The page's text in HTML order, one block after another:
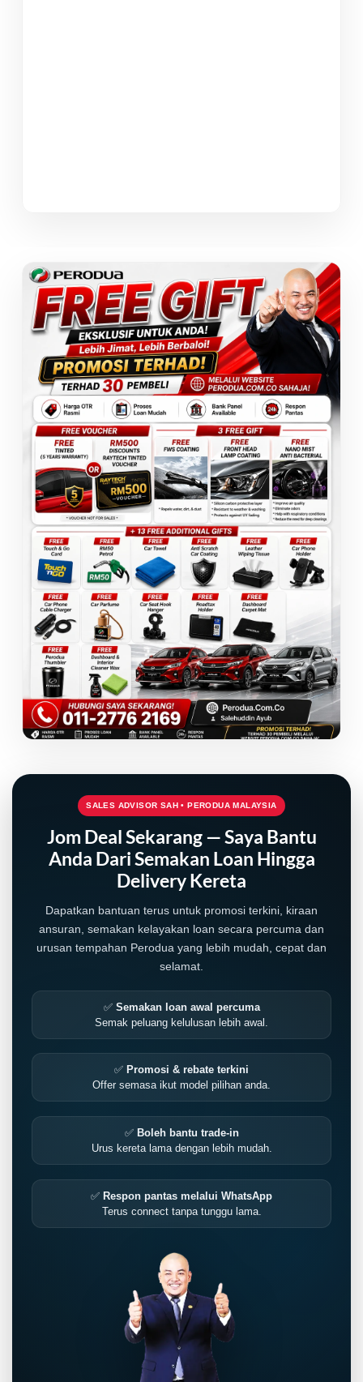
SALES ADVISOR SAH • PERODUA MALAYSIA
Jom Deal Sekarang — Saya Bantu
Anda Dari Semakan Loan Hingga
Delivery Kereta
Dapatkan bantuan terus untuk promosi terkini, kiraan
ansuran, semakan kelayakan loan secara percuma dan
urusan tempahan Perodua yang lebih mudah, cepat dan
selamat.
✅ Semakan loan awal percuma
Semak peluang kelulusan lebih awal.
✅ Promosi & rebate terkini
Offer semasa ikut model pilihan anda.
✅ Boleh bantu trade-in
Urus kereta lama dengan lebih mudah.
✅ Respon pantas melalui WhatsApp
Terus connect tanpa tunggu lama.